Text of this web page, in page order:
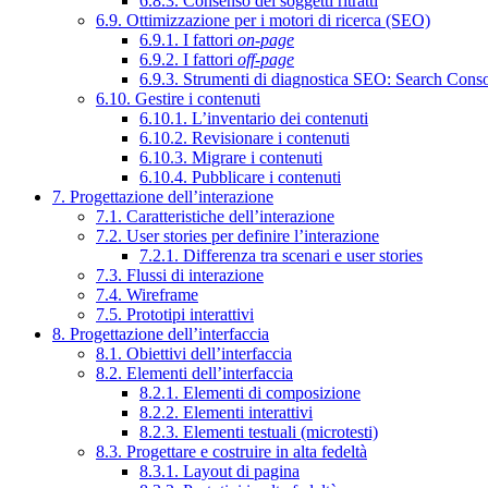
6.9. Ottimizzazione per i motori di ricerca (SEO)
6.9.1. I fattori on-page
6.9.2. I fattori off-page
6.9.3. Strumenti di diagnostica SEO: Search
6.10. Gestire i contenuti
6.10.1. L’inventario dei contenuti
6.10.2. Revisionare i contenuti
6.10.3. Migrare i contenuti
6.10.4. Pubblicare i contenuti
7. Progettazione dell’interazione
7.1. Caratteristiche dell’interazione
7.2. User stories per definire l’interazione
7.2.1. Differenza tra scenari e user stories
7.3. Flussi di interazione
7.4. Wireframe
7.5. Prototipi interattivi
8. Progettazione dell’interfaccia
8.1. Obiettivi dell’interfaccia
8.2. Elementi dell’interfaccia
8.2.1. Elementi di composizione
8.2.2. Elementi interattivi
8.2.3. Elementi testuali (microtesti)
8.3. Progettare e costruire in alta fedeltà
8.3.1. Layout di pagina